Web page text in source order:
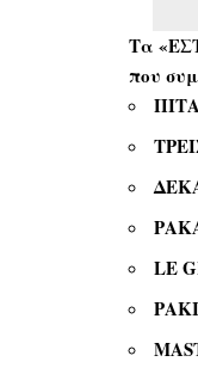
Τα
που
LE